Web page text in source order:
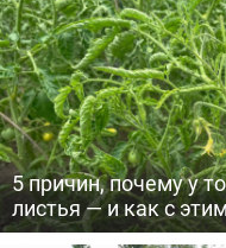
5 причин, почему у
листья — и как с